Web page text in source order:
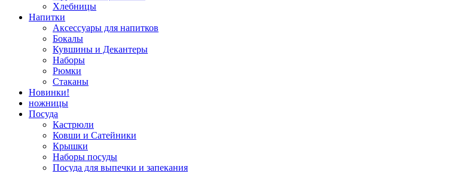
Хлебницы
Напитки
Аксессуары для напитков
Бокалы
Кувшины и Декантеры
Наборы
Рюмки
Стаканы
Новинки!
ножницы
Посуда
Кастрюли
Ковши и Сатейники
Крышки
Наборы посуды
Посуда для выпечки и запекания